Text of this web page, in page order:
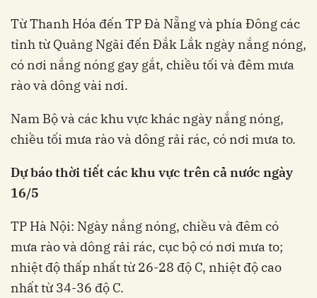
Từ Thanh Hóa đến TP Đà Nẵng và phía Đông các
tỉnh từ Quảng Ngãi đến Đắk Lắk ngày nắng nóng,
có nơi nắng nóng gay gắt, chiều tối và đêm mưa
rào và dông vài nơi.
Nam Bộ và các khu vực khác ngày nắng nóng,
chiều tối mưa rào và dông rải rác, có nơi mưa to.
Dự báo thời tiết các khu vực trên cả nước ngày
16/5
TP Hà Nội: Ngày nắng nóng, chiều và đêm có
mưa rào và dông rải rác, cục bộ có nơi mưa to;
nhiệt độ thấp nhất từ 26-28 độ C, nhiệt độ cao
nhất từ 34-36 độ C.